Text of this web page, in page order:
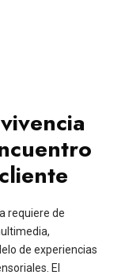
requiere de
de experiencias
El